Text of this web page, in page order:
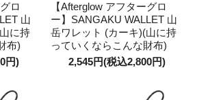
ロ
山
に持
布)
円)
【Afterglow アフターグロ
ー】SANGAKU WALLET 山
岳ワレット (カーキ)(山に持
っていくならこんな財布)
2,545円(税込2,800円)